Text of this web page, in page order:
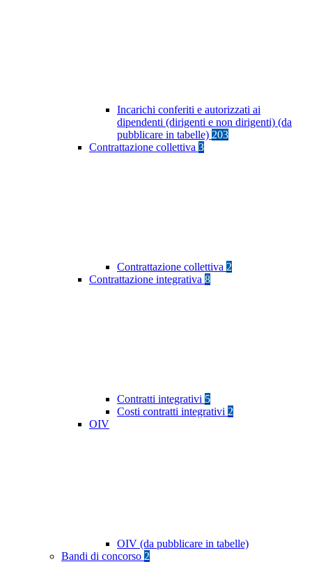
Incarichi conferiti e autorizzati ai
dipendenti (dirigenti e non dirigenti) (da
pubblicare in tabelle) 203
Contrattazione collettiva 3
Contrattazione collettiva 2
Contrattazione integrativa 8
Contratti integrativi 5
Costi contratti integrativi 2
OIV
OIV (da pubblicare in tabelle)
Bandi di concorso 2